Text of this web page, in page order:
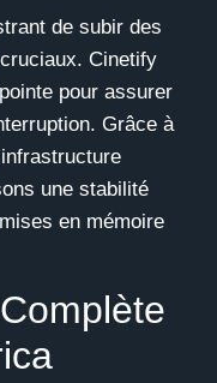
de subir des
Cinetify
pour assurer
Grâce à
une stabilité
en mémoire